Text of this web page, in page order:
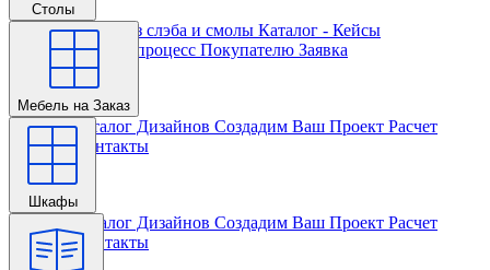
Столы
Главная Столы из слэба и смолы Каталог - Кейсы
Кастомизации и процесс Покупателю Заявка
Мебель на Заказ
Главная Каталог Дизайнов Создадим Ваш Проект Расчет
Проекта
Контакты
Шкафы
Главная Каталог Дизайнов Создадим Ваш Проект Расчет
Проекта Контакты